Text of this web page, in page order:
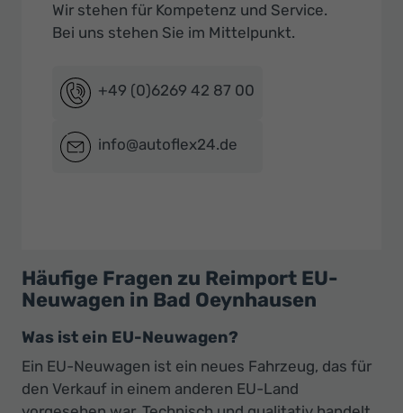
Wir stehen für Kompetenz und Service.
Bei uns stehen Sie im Mittelpunkt.
+49 (0)6269 42 87 00
info@autoflex24.de
Häufige Fragen zu Reimport EU-
Neuwagen in Bad Oeynhausen
Was ist ein EU-Neuwagen?
Ein EU-Neuwagen ist ein neues Fahrzeug, das für
den Verkauf in einem anderen EU-Land